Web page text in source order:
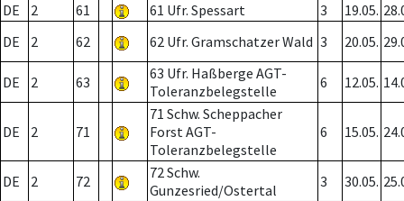
DE 2 61 61 Ufr. Spessart 3 19.05.
DE
2 62 62 Ufr. Gramschatzer Wald 3 20.05.
DE 2 63
63 Ufr. Haßberge AGT-
Toleranzbelegstelle
6 12.05.
DE 2 71
71 Schw. Scheppacher
Forst AGT-
Toleranzbelegstelle
6 15.05.
DE 2 72
72 Schw.
Gunzesried/Ostertal
3 30.05.